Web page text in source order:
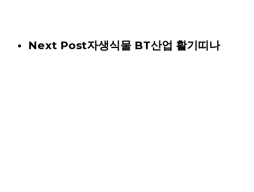
Next Post자생식물 BT산업 활기띠나